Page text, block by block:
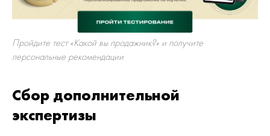
Пройдите тест «Какой вы продажник?» и получите
персональные рекомендации
Сбор дополнительной
экспертизы